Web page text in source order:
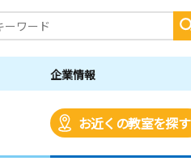
企業情報
お近くの教室を探す